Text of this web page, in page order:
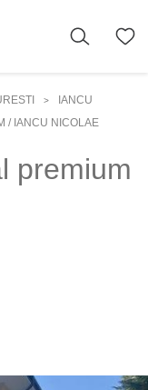
>
IANCU
/ IANCU NICOLAE
premium